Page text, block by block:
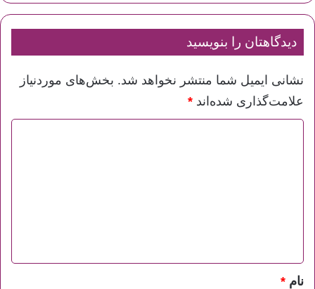
دیدگاه‌ها
دیدگاهتان را بنویسید
نشانی ایمیل شما منتشر نخواهد شد. بخش‌های موردنیاز
علامت‌گذاری شده‌اند *
نام *